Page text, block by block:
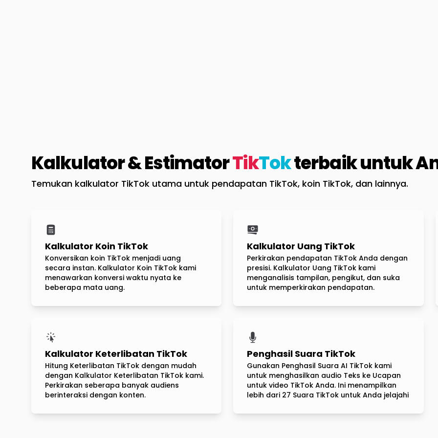
Kalkulator & EstimatorTikTokterbaik untuk
Temukan kalkulator TikTok utama untuk pendapatan TikTok, koin TikTok, dan lainnya.
Kalkulator Koin TikTok
Konversikan koin TikTok menjadi uang
secara instan. Kalkulator Koin TikTok kami
menawarkan konversi waktu nyata ke
beberapa mata uang.
Kalkulator Uang TikTok
Perkirakan pendapatan TikTok Anda dengan
presisi. Kalkulator Uang TikTok kami
menganalisis tampilan, pengikut, dan suka
untuk memperkirakan pendapatan.
Kalkulator Keterlibatan TikTok
Hitung Keterlibatan TikTok dengan mudah
dengan Kalkulator Keterlibatan TikTok kami.
Perkirakan seberapa banyak audiens
berinteraksi dengan konten.
Penghasil Suara TikTok
Gunakan Penghasil Suara AI TikTok kami
untuk menghasilkan audio Teks ke Ucapan
untuk video TikTok Anda. Ini menampilkan
lebih dari 27 Suara TikTok untuk Anda jelajahi